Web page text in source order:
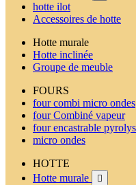
hotte ilot
Accessoires de hotte
Hotte murale
Hotte inclinée
Groupe de meuble
FOURS
four combi micro ondes
four Combiné vapeur
four encastrable
micro ondes
HOTTE
Hotte murale
